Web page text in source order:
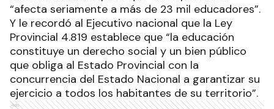
“afecta seriamente a más de 23 mil educadores”.
Y le recordó al Ejecutivo nacional que la Ley
Provincial 4.819 establece que “la educación
constituye un derecho social y un bien público
que obliga al Estado Provincial con la
concurrencia del Estado Nacional a garantizar su
ejercicio a todos los habitantes de su territorio”.
Ads